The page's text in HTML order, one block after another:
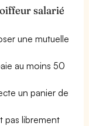
salarié
une mutuelle
au moins 50
un panier de
pas librement